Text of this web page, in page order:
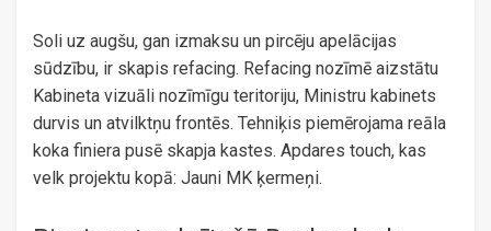
Soli uz augšu, gan izmaksu un pircēju apelācijas
sūdzību, ir skapis refacing. Refacing nozīmē aizstātu
Kabineta vizuāli nozīmīgu teritoriju, Ministru kabinets
durvis un atvilktņu frontēs. Tehniķis piemērojama reāla
koka finiera pusē skapja kastes. Apdares touch, kas
velk projektu kopā: Jauni MK ķermeņi.